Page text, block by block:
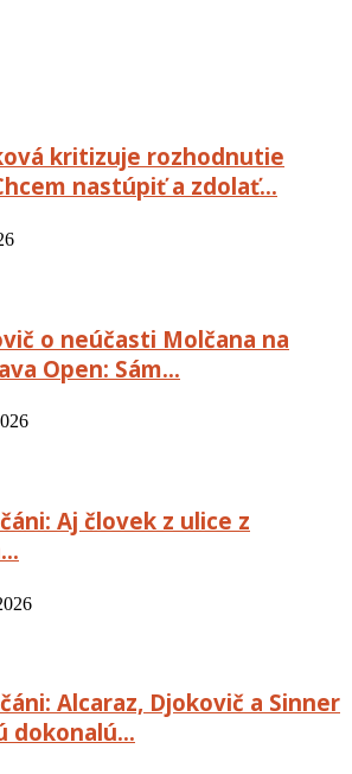
kritizuje rozhodnutie
nastúpiť a zdolať…
o neúčasti Molčana na
Open: Sám…
Aj človek z ulice z
Alcaraz, Djokovič a Sinner
dokonalú…